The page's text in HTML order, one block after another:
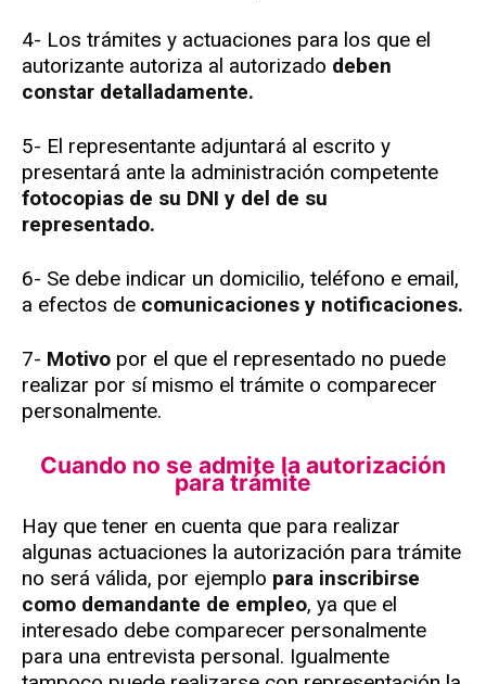
4- Los trámites y actuaciones para los que el
autorizante autoriza al autorizado deben
constar detalladamente.
5- El representante adjuntará al escrito y
presentará ante la administración competente
fotocopias de su DNI y del de su
representado.
6- Se debe indicar un domicilio, teléfono e email,
a efectos de comunicaciones y notificaciones.
7- Motivo por el que el representado no puede
realizar por sí mismo el trámite o comparecer
personalmente.
Cuando no se admite la autorización
para trámite
Hay que tener en cuenta que para realizar
algunas actuaciones la autorización para trámite
no será válida, por ejemplo para inscribirse
como demandante de empleo, ya que el
interesado debe comparecer personalmente
para una entrevista personal. Igualmente